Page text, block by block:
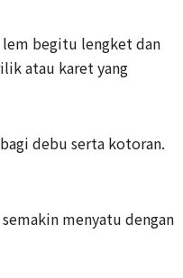
begitu lengket dan
atau karet yang
debu serta kotoran.
menyatu dengan